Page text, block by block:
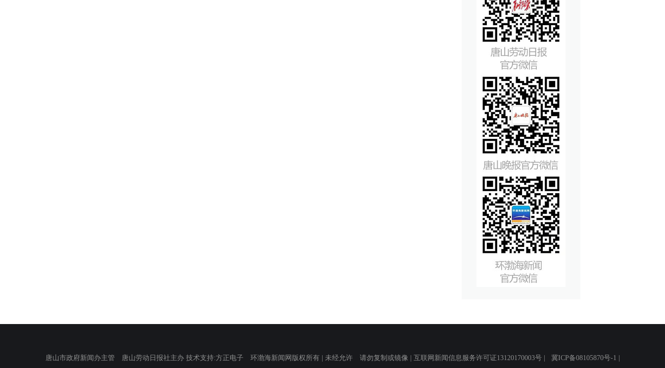
唐山市政府新闻办主管 唐山劳动日报社主办 技术支持:方正电子 环渤海新闻网版权所有 | 未经允许 请勿复制或镜像 | 互联网新闻信息服务许可证13120170003号 | 冀ICP备08105870号-1